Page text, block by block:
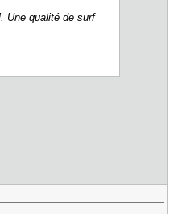
Une qualité de surf